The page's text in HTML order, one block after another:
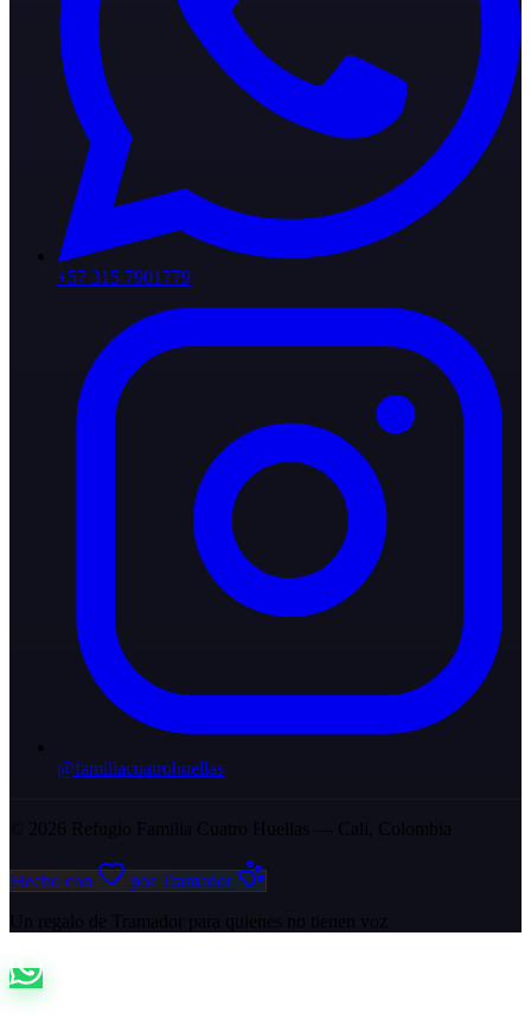
+57 315 7901779
@familiacuatrohuellas
© 2026 Refugio Familia Cuatro Huellas — Cali, Colombia
Hecho con por Tramador
Un regalo de Tramador para quienes no tienen voz